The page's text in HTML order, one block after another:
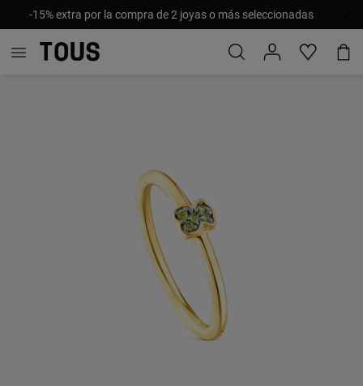
-15% extra por la compra de 2 joyas o más seleccionadas